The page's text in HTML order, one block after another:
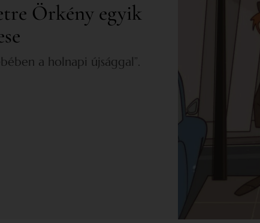
Örkény egyik
a holnapi újsággal”.